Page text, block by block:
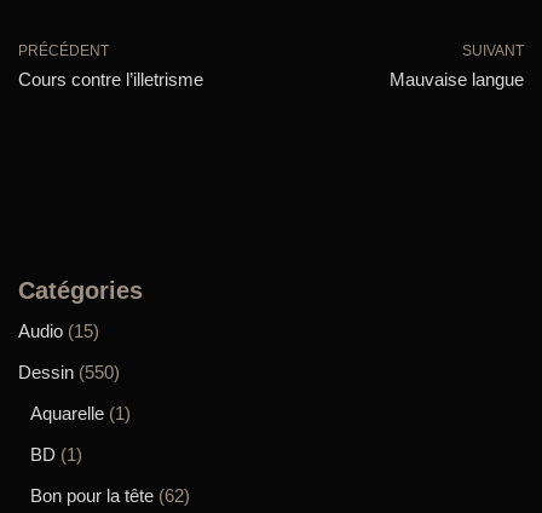
PRÉCÉDENT
Cours contre l’illetrisme
SUIVANT
Mauvaise langue
Catégories
Audio (15)
Dessin (550)
Aquarelle (1)
BD (1)
Bon pour la tête (62)